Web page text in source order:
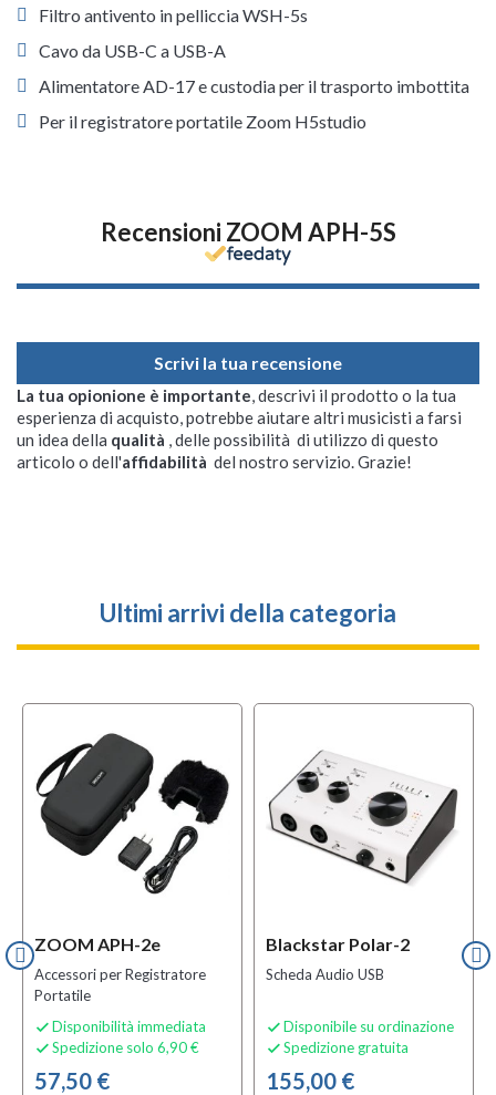
Filtro antivento in pelliccia WSH-5s
Cavo da USB-C a USB-A
Alimentatore AD-17 e custodia per il trasporto imbottita
Per il registratore portatile Zoom H5studio
Recensioni ZOOM APH-5S
Scrivi la tua recensione
La tua opionione è importante, descrivi il prodotto o la tua
esperienza di acquisto, potrebbe aiutare altri musicisti a farsi
un idea della qualità , delle possibilità di utilizzo di questo
articolo o dell'affidabilità del nostro servizio. Grazie!
Ultimi arrivi della categoria
ZOOM APH-2e
Accessori per Registratore
Portatile
 Disponibilità immediata
 Spedizione solo 6,90 €
57,50 €
Blackstar Polar-2
Scheda Audio USB
 Disponibile su ordinazione
 Spedizione gratuita
155,00 €